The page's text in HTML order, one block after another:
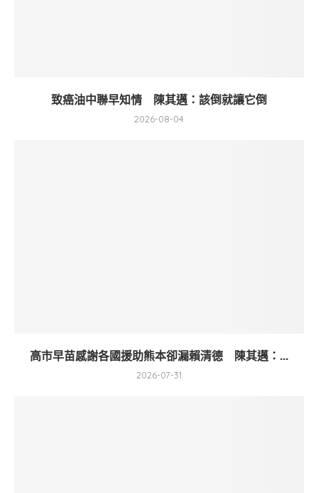
致癌油中聯早知情 陳其邁：該倒就讓它倒
2026-08-04
高市早苗感謝各國援助熊本卻漏賴清德 陳其邁：...
2026-07-31